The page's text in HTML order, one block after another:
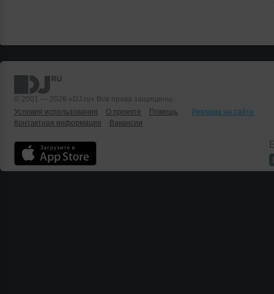
© 2001 — 2026 «DJ.ru» Все права защищены.
Условия использования
О проекте Помощь
Реклама на сайте
Контактная информация
Вакансии